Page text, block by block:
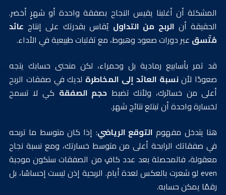
المشكلة أن أغلبنا يقيس النجاح بصفقة واحدة أو شهرٍ أخضر.
الحقيقة أن الربح من التداول يُقاس بقدرتك على إنتاج عائد
مُتّسق عبر دورات صعود وهبوط، مع تقلبات طبيعية في الأداء.
قد تمر بأسابيع رمادية بل وحمراء، لكن منحنى حسابك يتجه
صعودًا لأننسبة العائد إلى المخاطرة لديك في صفقات الربح
أعلى من خسائرك، ولأنك تضبط حجم الصفقة كي لا تسمح
لخسارة واحدة أن تبتلع نتائج شهر.
هنا يتدخل مفهوم التوقع الرياضي: إذا كان متوسط ما تربحه
في صفقاتك الرابحة أعلى من متوسط خسارتك، ومع نسبة نجاح
معقولة، فالمحصلة بعد عدد كافٍ من الصفقات ستكون موجبة
even لو شعرت بالعكس لعدة أيام. الربحية إذن ليست إحساسًا، بل
رقمًا يمكن حسابه.